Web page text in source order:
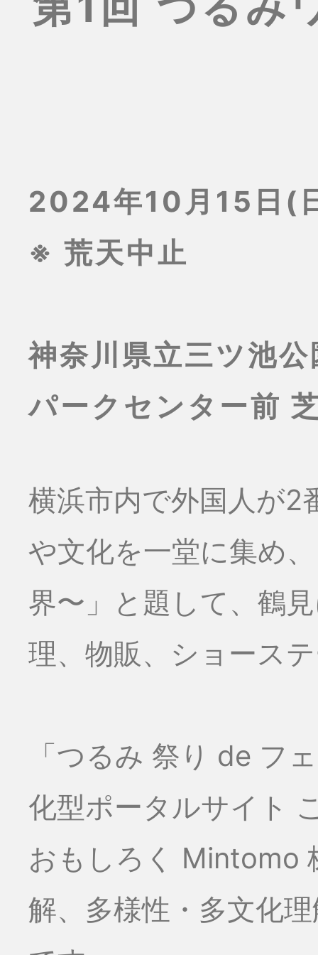
2024年10月15日
※ 荒天中止
神奈川県立三ツ池公
パークセンター前
横浜市内で外国人が2
や文化を一堂に集め
界〜」と題して、鶴
理、物販、ショース
「つるみ 祭り de フ
化型ポータルサイト
おもしろく Mintomo
解、多様性・多文化